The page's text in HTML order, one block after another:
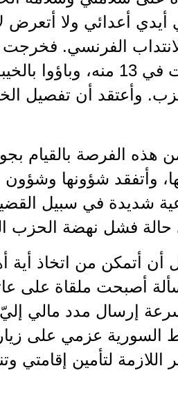
أيدي أعدائي ولا
التحري مكتب الحزب في بيروت في
وأعتقد أن تفصيل
هذه الفرصة بالقيام
وأتفقد شؤونها
شديدة في سبيل القضية
حالة فشل نهضة الحزب
أتمكن من اتخاذ أية
أصبحت ملقاة على
إرسال مدد مالي
السورية عزمي على
اللازمة لتأمين إقامتي